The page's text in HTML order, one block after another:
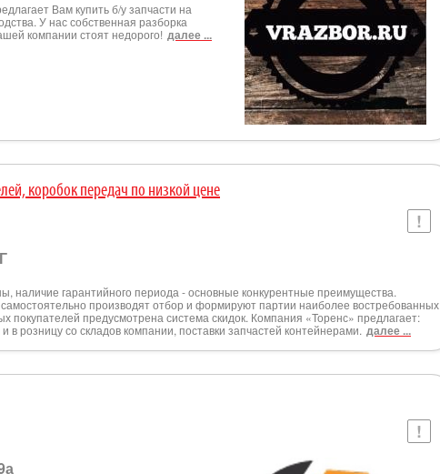
Вам купить б/у запчасти на
У нас собственная разборка
компании стоят недорого! далее ...
коробок передач по низкой цене
наличие гарантийного периода - основные конкурентные преимущества.
производят отбор и формируют партии наиболее востребованных
покупателей предусмотрена система скидок. Компания «Торенс» предлагает:
в розницу со складов компании, поставки запчастей контейнерами. далее ...